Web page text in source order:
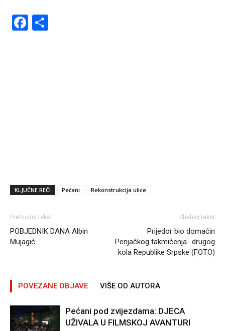
Facebook
KLJUČNE REČI Pećani Rekonstrukcija ulice
Prethodni tekst
POBJEDNIK DANA Albin
Mujagić
Sledeći tekst
Prijedor bio domaćin
Penjačkog takmičenja- drugog
kola Republike Srpske (FOTO)
POVEZANE OBJAVE VIŠE OD AUTORA
Pećani pod zvijezdama: DJECA
UŽIVALA U FILMSKOJ AVANTURI